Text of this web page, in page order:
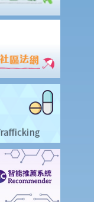
久？
件呈交法院的時限是
僱主忽略了應有的安
司索取死亡賠償？